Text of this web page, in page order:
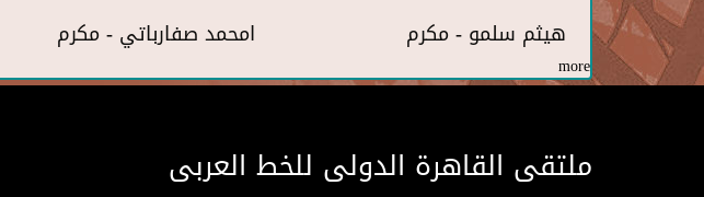
امحمد صفارباتي - مكرم هيثم سلمو - مكرم
more
ملتقى القاهرة الدولى للخط العربى